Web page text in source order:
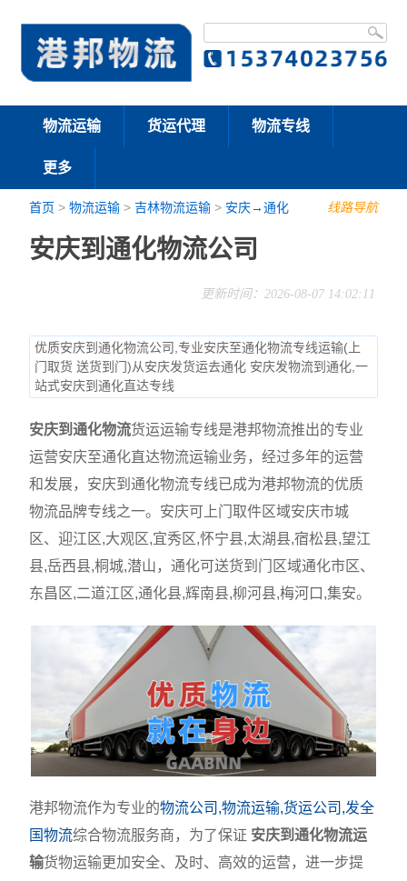
物流运输 货运代理 物流专线
更多
线路导航
首页 >物流运输 >吉林物流运输 > 安庆→通化
安庆到通化物流公司
更新时间：2026-08-07 14:02:11
优质安庆到通化物流公司,专业安庆至通化物流专线运输(上
门取货 送货到门)从安庆发货运去通化 安庆发物流到通化,一
站式安庆到通化直达专线
安庆到通化物流货运运输专线是港邦物流推出的专业
运营安庆至通化直达物流运输业务，经过多年的运营
和发展，安庆到通化物流专线已成为港邦物流的优质
物流品牌专线之一。安庆可上门取件区域安庆市城
区、迎江区,大观区,宜秀区,怀宁县,太湖县,宿松县,望江
县,岳西县,桐城,潜山，通化可送货到门区域通化市区、
东昌区,二道江区,通化县,辉南县,柳河县,梅河口,集安。
港邦物流作为专业的物流公司,物流运输,货运公司,发全
国物流综合物流服务商，为了保证 安庆到通化物流运
输货物运输更加安全、及时、高效的运营，进一步提